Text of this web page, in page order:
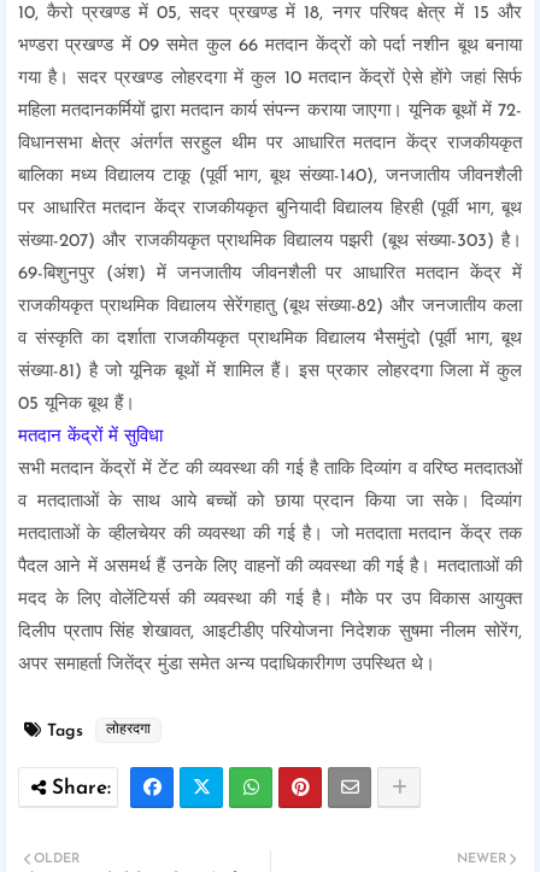
10, कैरो प्रखण्ड में 05, सदर प्रखण्ड में 18, नगर परिषद क्षेत्र में 15 और
भण्डरा प्रखण्ड में 09 समेत कुल 66 मतदान केंद्रों को पर्दा नशीन बूथ बनाया
गया है। सदर प्रखण्ड लोहरदगा में कुल 10 मतदान केंद्रों ऐसे होंगे जहां सिर्फ
महिला मतदानकर्मियों द्वारा मतदान कार्य संपन्न कराया जाएगा। यूनिक बूथों में 72-
विधानसभा क्षेत्र अंतर्गत सरहुल थीम पर आधारित मतदान केंद्र राजकीयकृत
बालिका मध्य विद्यालय टाकू (पूर्वी भाग, बूथ संख्या-140), जनजातीय जीवनशैली
पर आधारित मतदान केंद्र राजकीयकृत बुनियादी विद्यालय हिरही (पूर्वी भाग, बूथ
संख्या-207) और राजकीयकृत प्राथमिक विद्यालय पझरी (बूथ संख्या-303) है।
69-बिशुनपुर (अंश) में जनजातीय जीवनशैली पर आधारित मतदान केंद्र में
राजकीयकृत प्राथमिक विद्यालय सेरेंगहातु (बूथ संख्या-82) और जनजातीय कला
व संस्कृति का दर्शाता राजकीयकृत प्राथमिक विद्यालय भैसमुंदो (पूर्वी भाग, बूथ
संख्या-81) है जो यूनिक बूथों में शामिल हैं। इस प्रकार लोहरदगा जिला में कुल
05 यूनिक बूथ हैं।
मतदान केंद्रों में सुविधा
सभी मतदान केंद्रों में टेंट की व्यवस्था की गई है ताकि दिव्यांग व वरिष्ठ मतदातओं
व मतदाताओं के साथ आये बच्चों को छाया प्रदान किया जा सके। दिव्यांग
मतदाताओं के व्हीलचेयर की व्यवस्था की गई है। जो मतदाता मतदान केंद्र तक
पैदल आने में असमर्थ हैं उनके लिए वाहनों की व्यवस्था की गई है। मतदाताओं की
मदद के लिए वोलेंटियर्स की व्यवस्था की गई है। मौके पर उप विकास आयुक्त
दिलीप प्रताप सिंह शेखावत, आइटीडीए परियोजना निदेशक सुषमा नीलम सोरेंग,
अपर समाहर्ता जितेंद्र मुंडा समेत अन्य पदाधिकारीगण उपस्थित थे।
Tags लोहरदगा
NEWER
OLDER